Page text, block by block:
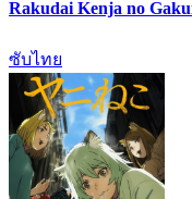
Rakudai Kenja no
ซับไทย